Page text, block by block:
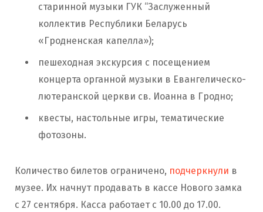
старинной музыки ГУК “Заслуженный
коллектив Республики Беларусь
«Гродненская капелла»);
пешеходная экскурсия с посещением
концерта органной музыки в Евангелическо-
лютеранской церкви св. Иоанна в Гродно;
квесты, настольные игры, тематические
фотозоны.
Количество билетов ограничено, подчеркнули в
музее. Их начнут продавать в кассе Нового замка
с 27 сентября. Касса работает с 10.00 до 17.00.